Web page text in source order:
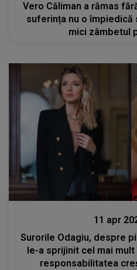
Vero Căliman a rămas
suferința nu o împiedică
mici zâmbetul
Stiri
11 apr
Surorile Odagiu, despre
le-a sprijinit cel mai mult
responsabilitatea